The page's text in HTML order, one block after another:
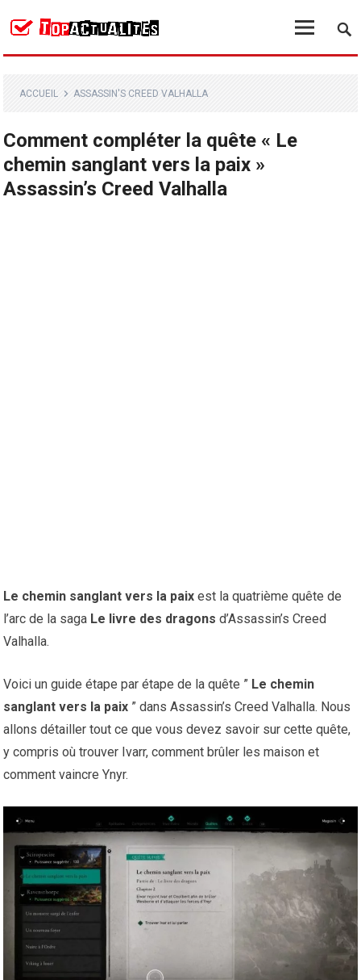
ACCUEIL ASSASSIN'S CREED VALHALLA
Comment compléter la quête « Le
chemin sanglant vers la paix »
Assassin’s Creed Valhalla
Le chemin sanglant vers la paix est la quatrième quête de
l’arc de la saga Le livre des dragons d’Assassin’s Creed
Valhalla.
Voici un guide étape par étape de la quête ” Le chemin
sanglant vers la paix ” dans Assassin’s Creed Valhalla. Nous
allons détailler tout ce que vous devez savoir sur cette quête,
y compris où trouver Ivarr, comment brûler les maison et
comment vaincre Ynyr.